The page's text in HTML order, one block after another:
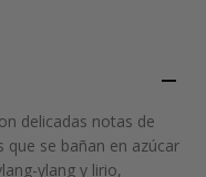
delicadas notas de
que se bañan en azúcar
ylang y lirio,